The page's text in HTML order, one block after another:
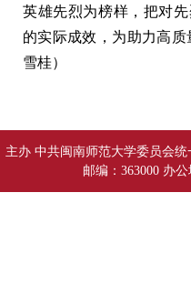
英雄先烈为榜样，把对
的实际成效，为助力高
雪桂）
主办 中共闽南师范大学委员会统
邮编：363000 办